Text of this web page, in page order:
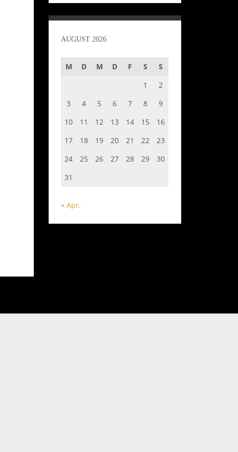
AUGUST 2026
M D M D F S
S
1
2
3
4 5 6 7 8
9
10
11 12 13 14 15
16
17
18 19 20 21 22
23
24
25 26 27 28 29
30
31
« Apr.